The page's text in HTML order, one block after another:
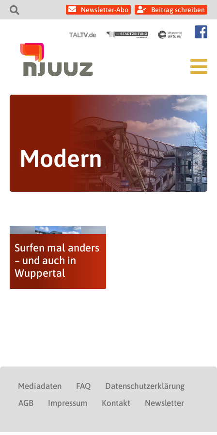
Newsletter-Abo Beitrag schreiben
Modern
Surfen mal anders
– und auch in
Wuppertal
Mediadaten FAQ
Datenschutzerklärung
AGB
Impressum Kontakt Newsletter